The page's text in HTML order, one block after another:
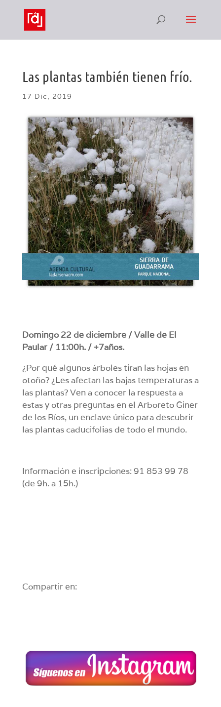
Las plantas también tienen frío.
17 Dic, 2019
Domingo 22 de diciembre / Valle de El
Paular / 11:00h. / +7años.
¿Por qué algunos árboles tiran las hojas en
otoño? ¿Les afectan las bajas temperaturas a
las plantas? Ven a conocer la respuesta a
estas y otras preguntas en el Arboreto Giner
de los Ríos, un enclave único para descubrir
las plantas caducifolias de todo el mundo.
Información e inscripciones: 91 853 99 78
(de 9h. a 15h.)
Compartir en: